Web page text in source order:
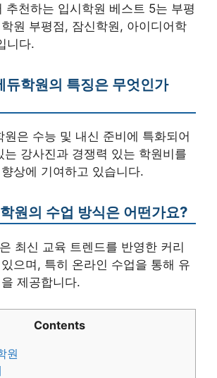
추천하는 입시학원 베스트 5는 부평
원 부평점, 잠신학원, 아이디어학
니다.
듀학원의 특징은 무엇인가
원은 수능 및 내신 준비에 특화되어
는 강사진과 경쟁력 있는 학원비를
상에 기여하고 있습니다.
원의 수업 방식은 어떤가요?
최신 교육 트렌드를 반영한 커리
으며, 특히 온라인 수업을 통해 유
제공합니다.
Contents
원